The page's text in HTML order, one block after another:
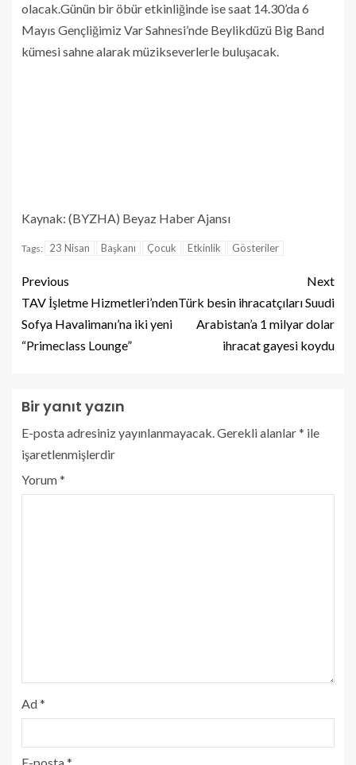
olacak.Günün bir öbür etkinliğinde ise saat 14.30’da 6
Mayıs Gençliğimiz Var Sahnesi’nde Beylikdüzü Big Band
kümesi sahne alarak müzikseverlerle buluşacak.
Kaynak: (BYZHA) Beyaz Haber Ajansı
Tags: 23 Nisan Başkanı Çocuk Etkinlik Gösteriler
Previous
TAV İşletme Hizmetleri’nden
Sofya Havalimanı’na iki yeni
“Primeclass Lounge”
Next
Türk besin ihracatçıları Suudi
Arabistan’a 1 milyar dolar
ihracat gayesi koydu
Bir yanıt yazın
E-posta adresiniz yayınlanmayacak. Gerekli alanlar* ile
işaretlenmişlerdir
Yorum*
Ad*